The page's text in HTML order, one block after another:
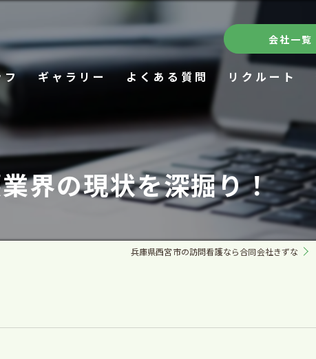
会社一覧
フ ギャラリー よくある質問 リクルート
界の現状を深掘り！
兵庫県西宮市の訪問看護なら合同会社きずな